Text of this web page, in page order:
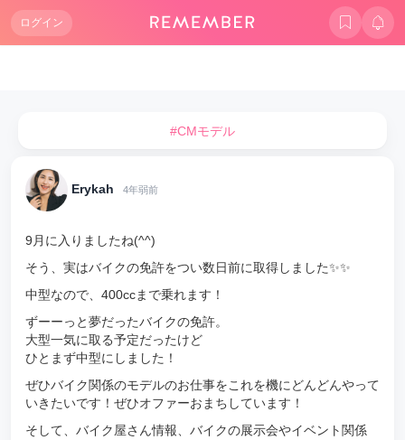
ログイン
#CMモデル
Erykah 4年弱前
9月に入りましたね(^^)
そう、実はバイクの免許をつい数日前に取得しました✨✨
中型なので、400ccまで乗れます！
ずーーっと夢だったバイクの免許。
大型一気に取る予定だったけど
ひとまず中型にしました！
ぜひバイク関係のモデルのお仕事をこれを機にどんどんやって
いきたいです！ぜひオファーおまちしています！
そして、バイク屋さん情報、バイクの展示会やイベント関係